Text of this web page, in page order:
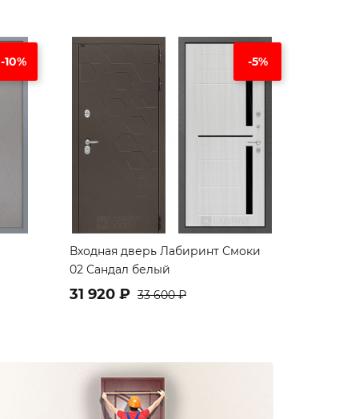
-10% -5%
Входная дверь Лабиринт Смоки
02 Сандал белый
31 920 ₽ 33 600 ₽